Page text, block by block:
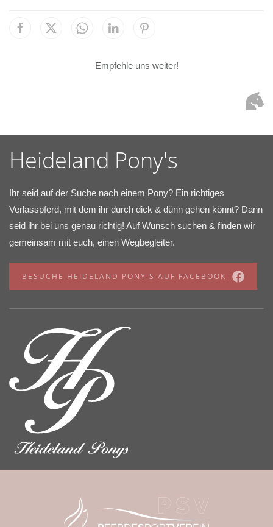
Empfehle uns weiter!
Heideland Pony's
Ihr seid auf der Suche nach einem Pony? Ein richtiges
Verlasspferd, mit dem ihr durch dick & dünn gehen könnt? Dann
seid ihr bei uns genau richtig! Auf Wunsch suchen & finden wir
gemeinsam mit euch, einen Wegbegleiter.
BESUCHE HEIDELAND PONY'S AUF FACEBOOK